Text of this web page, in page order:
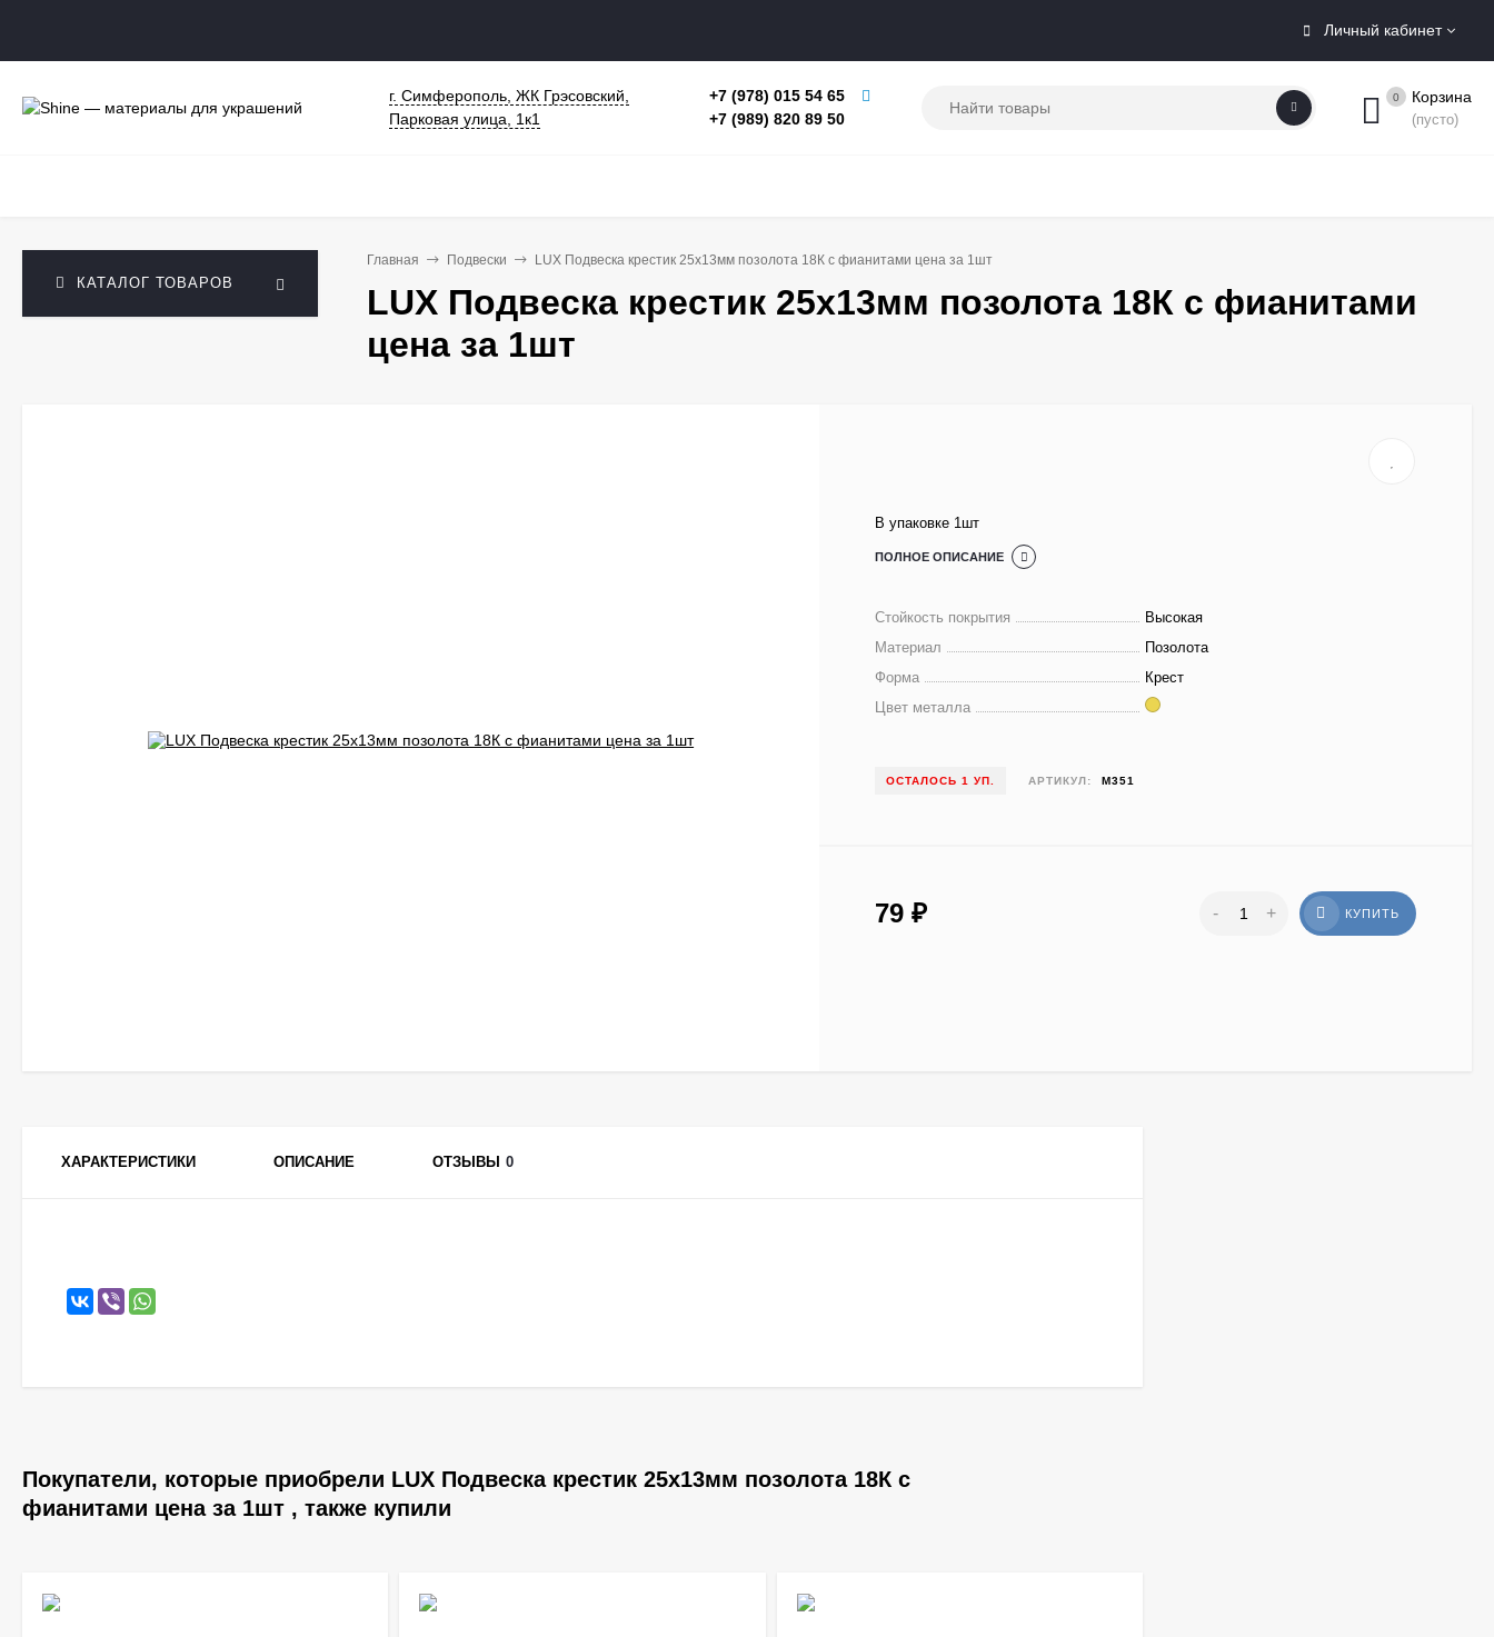
Личный кабинет
г. Симферополь, ЖК Грэсовский,
Парковая улица, 1к1
+7 (978) 015 54 65
+7 (989) 820 89 50
0 Корзина
(пусто)
КАТАЛОГ ТОВАРОВ
Главная Подвески LUX Подвеска крестик 25х13мм позолота 18К с фианитами цена за 1шт
LUX Подвеска крестик 25х13мм позолота 18К с фианитами
цена за 1шт
В упаковке 1шт
ПОЛНОЕ ОПИСАНИЕ
Стойкость покрытия
Высокая
Материал
Позолота
Форма
Крест
Цвет металла
ОСТАЛОСЬ 1 УП. АРТИКУЛ: М351
79₽ - + КУПИТЬ
ХАРАКТЕРИСТИКИ ОПИСАНИЕ ОТЗЫВЫ 0
Покупатели, которые приобрели LUX Подвеска крестик 25х13мм позолота 18К с
фианитами цена за 1шт , также купили